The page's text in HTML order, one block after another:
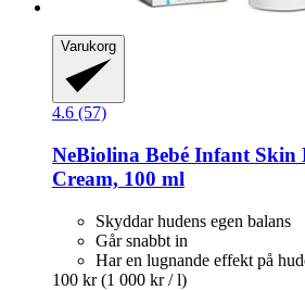
Varukorg
4.6 (57)
NeBiolina Bebé Infant Skin
Cream, 100 ml
Skyddar hudens egen balans
Går snabbt in
Har en lugnande effekt på
100 kr (1 000 kr / l)